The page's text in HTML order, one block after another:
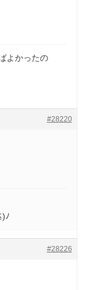
よかったの
#28220
ﾉ
#28226